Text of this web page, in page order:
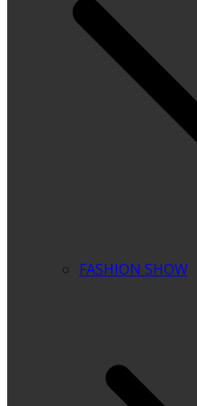
FASHION SHOW